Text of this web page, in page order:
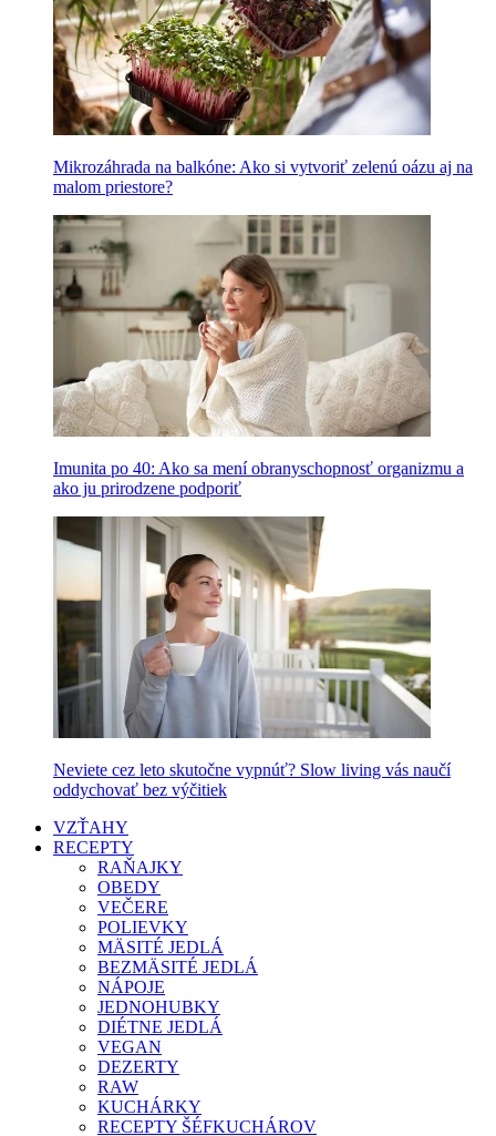
Mikrozáhrada na balkóne: Ako si vytvoriť zelenú oázu aj na
malom priestore?
Imunita po 40: Ako sa mení obranyschopnosť organizmu a
ako ju prirodzene podporiť
Neviete cez leto skutočne vypnúť? Slow living vás naučí
oddychovať bez výčitiek
VZŤAHY
RECEPTY
RAŇAJKY
OBEDY
VEČERE
POLIEVKY
MÄSITÉ JEDLÁ
BEZMÄSITÉ JEDLÁ
NÁPOJE
JEDNOHUBKY
DIÉTNE JEDLÁ
VEGAN
DEZERTY
RAW
KUCHÁRKY
RECEPTY ŠÉFKUCHÁROV